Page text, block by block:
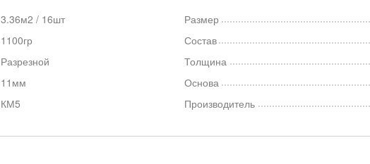
3.36м2 / 16шт
1100гр
Разрезной
11мм
КМ5
Размер
Состав
Толщина
Основа
Производитель